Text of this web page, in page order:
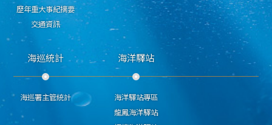
歷年重大事紀摘要
交通資訊
海巡統計
海巡署主管統計
海洋驛站
海洋驛站專區
龍鳳海洋驛站